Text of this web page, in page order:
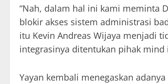
“Nah, dalam hal ini kami meminta
blokir akses sistem administrasi
itu Kevin Andreas Wijaya menjadi
integrasinya ditentukan pihak mind
Yayan kembali menegaskan